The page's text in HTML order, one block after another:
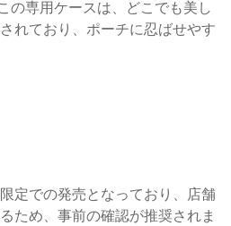
の専用ケースは、どこでも美し
れており、ポーチに忍ばせやす
定での発売となっており、店舗
ため、事前の確認が推奨されま